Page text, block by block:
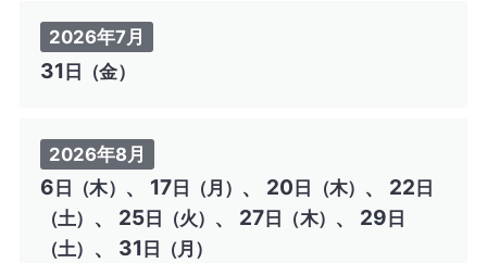
2026年7月
31 日（金）
2026年8月
6 日（木） 、 17日（月） 、 20 日（木） 、 22 日
（土） 、 25日（火） 、 27 日（木） 、 29 日
（土） 、 31 日（月）